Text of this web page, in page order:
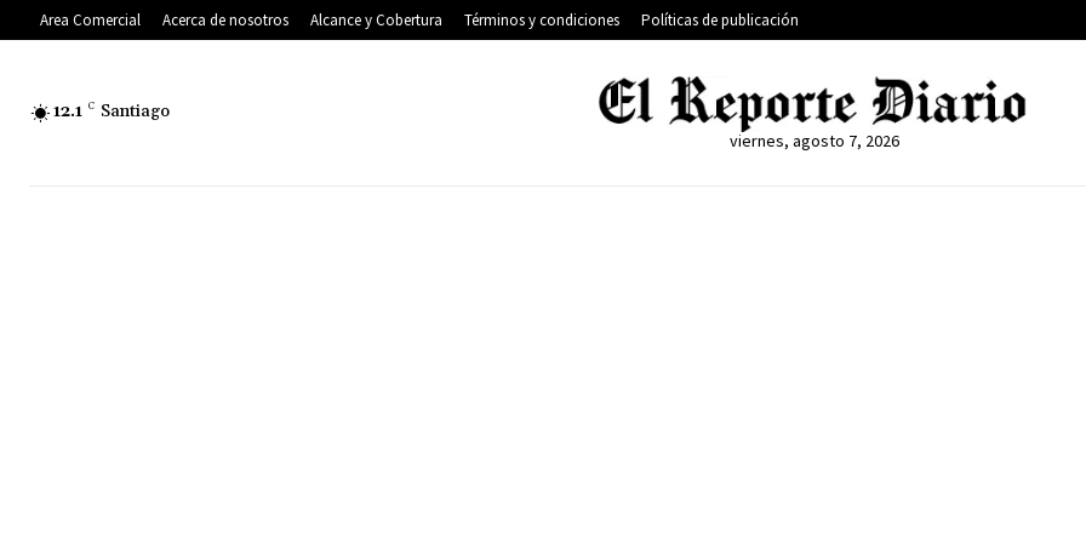
Area Comercial Acerca de nosotros Alcance y Cobertura Términos y condiciones Políticas de publicación
12.1 C Santiago
viernes, agosto 7, 2026